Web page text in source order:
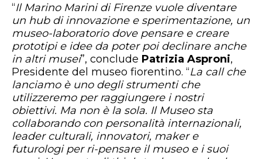
“Il Marino Marini di Firenze vuole diventare
un hub di innovazione e sperimentazione, un
museo-laboratorio dove pensare e creare
prototipi e idee da poter poi declinare anche
in altri musei”, conclude Patrizia Asproni,
Presidente del museo fiorentino. “La call che
lanciamo è uno degli strumenti che
utilizzeremo per raggiungere i nostri
obiettivi. Ma non è la sola. Il Museo sta
collaborando con personalità internazionali,
leader culturali, innovatori, maker e
futurologi per ri-pensare il museo e i suoi